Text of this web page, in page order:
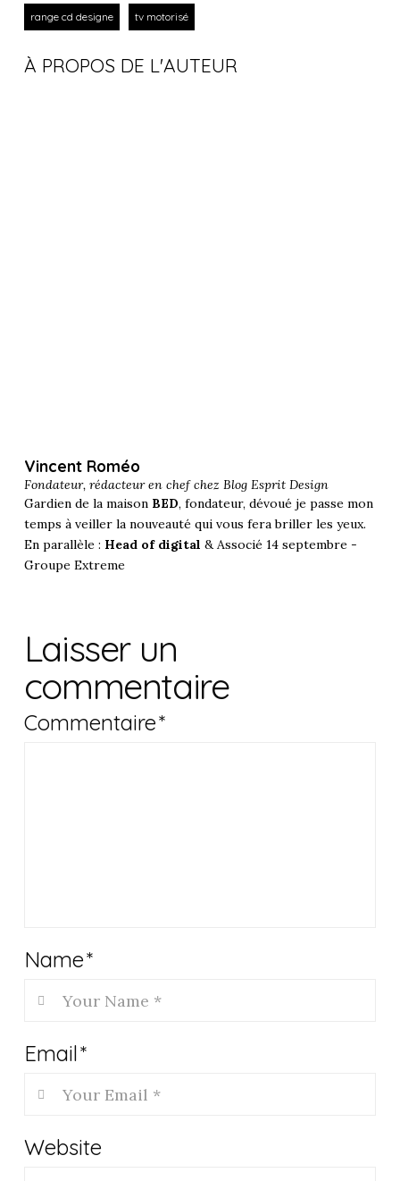
range cd designe tv motorisé
À PROPOS DE L'AUTEUR
Vincent Roméo
Fondateur, rédacteur en chef chez Blog Esprit Design
Gardien de la maison BED, fondateur, dévoué je passe mon
temps à veiller la nouveauté qui vous fera briller les yeux.
En parallèle : Head of digital & Associé 14 septembre -
Groupe Extreme
Laisser un
commentaire
Commentaire*
Name*
Email*
Website